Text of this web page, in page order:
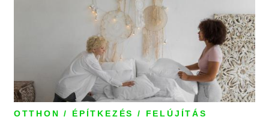
OTTHON / ÉPÍTKEZÉS / FELÚJÍTÁS